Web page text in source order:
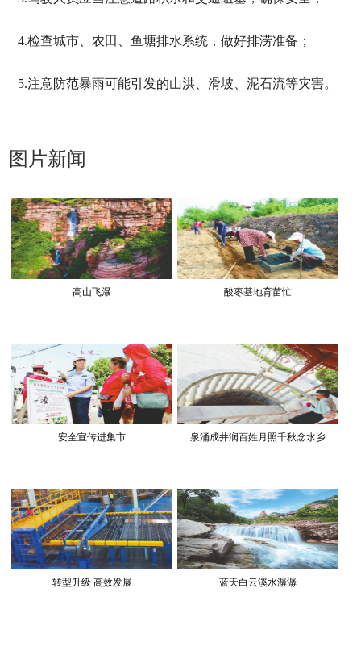
4.检查城市、农田、鱼塘排水系统，做好排涝准备；
5.注意防范暴雨可能引发的山洪、滑坡、泥石流等灾害。
图片新闻
高山飞瀑 酸枣基地育苗忙
安全宣传进集市 泉涌成井润百姓月照千秋念水乡
转型升级 高效发展 蓝天白云溪水潺潺